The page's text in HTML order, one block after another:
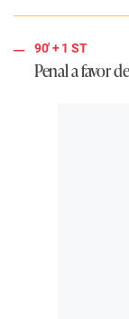
90'+ 1 ST
Penal a favor